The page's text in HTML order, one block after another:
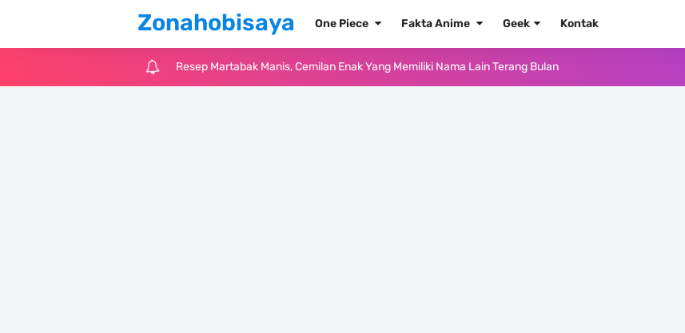
Zonahobisaya One Piece Fakta Anime Geek Kontak
Arti Bendera Tanzania, Ada Di Afrika Dengan Bentang Alam Yang Sangat Beragam